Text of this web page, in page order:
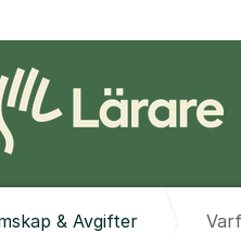
& Avgifter